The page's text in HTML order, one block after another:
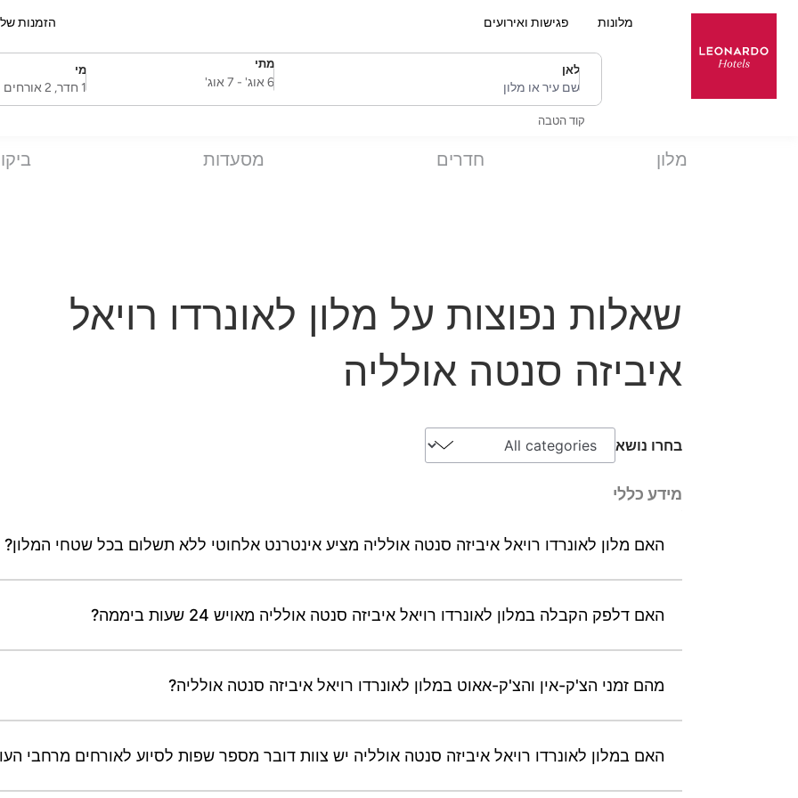
מלונות פגישות ואירועים הזמנות
לאן
שם עיר או מלון
מתי
SelectDate
6 אוג' - 7 אוג'
מי
Username1 חדר, 2 אורחים
קוד הטבה
מלון חדרים מסעדות
שאלות נפוצות על מלון לאונרדו רויאל
איביזה סנטה אולליה
בחרו נושא
מידע כללי
האם מלון לאונרדו רויאל איביזה סנטה אולליה מציע אינטרנט אלחוטי ללא תשלום בכל שטחי המלון?
האם דלפק הקבלה במלון לאונרדו רויאל איביזה סנטה אולליה מאויש 24 שעות ביממה?
מהם זמני הצ'ק-אין והצ'ק-אאוט במלון לאונרדו רויאל איביזה סנטה אולליה?
האם במלון לאונרדו רויאל איביזה סנטה אולליה יש צוות דובר מספר שפות לסיוע לאורחים מרחבי